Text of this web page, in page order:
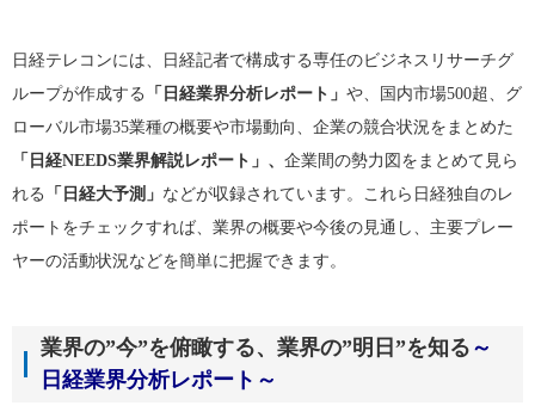
日経テレコンには、日経記者で構成する専任のビジネスリサーチグ
ループが作成する
「日経業界分析レポート」 や、国内市場500超、グ
ローバル市場35業種の概要や市場動向、企業の競合状況をまとめた
「日経NEEDS業界解説レポート」、 企業間の勢力図をまとめて見ら
れる
「日経大予測」 などが収録されています。これら日経独自のレ
ポートをチェックすれば、業界の概要や今後の見通し、主要プレー
ヤーの活動状況などを簡単に把握できます。
業界の”今”を俯瞰する、業界の”明日”を知る ～
日経業界分析レポート～